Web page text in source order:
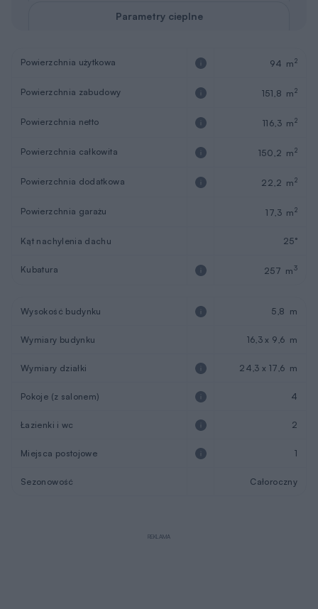
Parametry cieplne
Powierzchnia użytkowa 94 m2
Powierzchnia zabudowy 151,8 m2
Powierzchnia netto 116,3 m2
Powierzchnia całkowita 150,2 m2
Powierzchnia dodatkowa 22,2 m2
Powierzchnia garażu 17,3 m2
Kąt nachylenia dachu 25°
Kubatura 257 m3
Wysokość budynku 5,8 m
Wymiary budynku 16,3 x 9,6 m
Wymiary działki 24,3 x 17,6 m
Pokoje (z salonem) 4
Łazienki i wc 2
Miejsca postojowe 1
Sezonowość Całoroczny
REKLAMA